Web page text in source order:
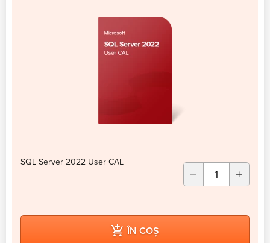
SQL Server 2022 User CAL
ÎN COȘ